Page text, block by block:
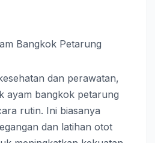
Bangkok Petarung
dan perawatan,
ayam bangkok petarung
rutin. Ini biasanya
dan latihan otot